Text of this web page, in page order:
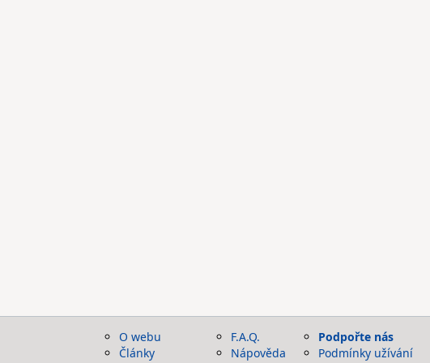
O webu
Články
F.A.Q.
Nápověda
Podpořte nás
Podmínky užívání